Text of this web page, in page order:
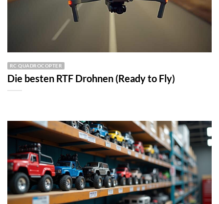
RC QUADROCOPTER
Die besten RTF Drohnen (Ready to Fly)